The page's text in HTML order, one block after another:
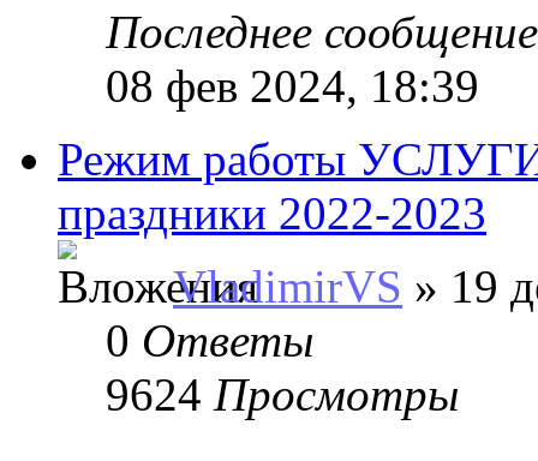
Последнее
08 фев 2024, 18:39
Режим работы
праздники 2022-2023
VladimirVS » 19
0 Ответы
9624 Просмотры